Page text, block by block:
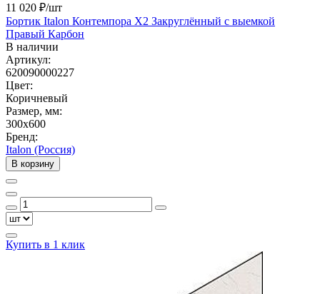
11 020 ₽/шт
Бортик Italon Контемпора X2 Закруглённый с выемкой
Правый Карбон
В наличии
Артикул:
620090000227
Цвет:
Коричневый
Размер, мм:
300x600
Бренд:
Italon (Россия)
В корзину
Купить в 1 клик